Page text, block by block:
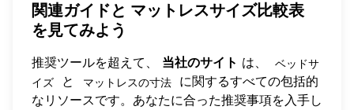
関連ガイドと マットレスサイズ比較表
を見てみよう
推奨ツールを超えて、 当社のサイト は、
ベッドサ
イズ
と マットレスの寸法
に関するすべての包括的
なリソースです。あなたに合った推奨事項を入手し